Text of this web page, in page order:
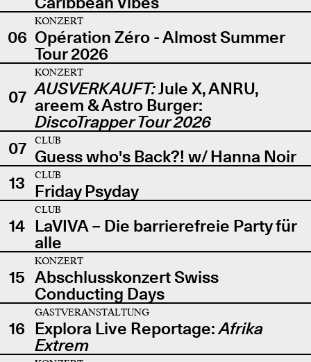
06
KONZERT
Opération Zéro - Almost Summer
Tour 2026
07
KONZERT
AUSVERKAUFT:Jule X, ANRU,
areem & Astro Burger:
DiscoTrapper Tour 2026
07
CLUB
Guess who's Back?! w/ Hanna Noir
13
CLUB
Friday Psyday
14
CLUB
LaVIVA – Die barrierefreie Party für
alle
15
KONZERT
Abschlusskonzert Swiss
Conducting Days
16
GASTVERANSTALTUNG
Explora Live Reportage:Afrika
Extrem